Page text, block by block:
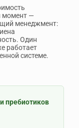
момент —
менеджмент:
Один
работает
системе.
пребиотиков